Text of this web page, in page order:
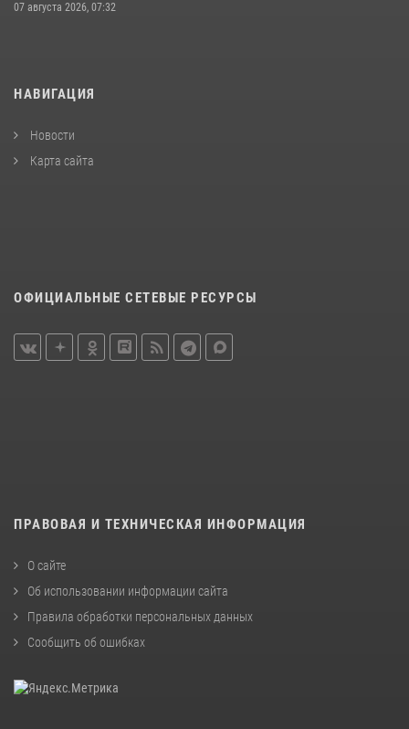
07 августа 2026, 07:32
НАВИГАЦИЯ
Новости
Карта сайта
ОФИЦИАЛЬНЫЕ СЕТЕВЫЕ РЕСУРСЫ
ПРАВОВАЯ И ТЕХНИЧЕСКАЯ ИНФОРМАЦИЯ
О сайте
Об использовании информации сайта
Правила обработки персональных данных
Сообщить об ошибках